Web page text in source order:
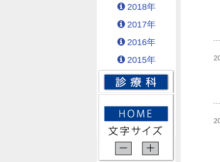
2018年
2017年
2016年
2015年